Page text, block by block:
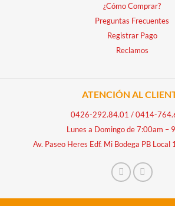
¿Cómo Comprar?
Preguntas Frecuentes
Registrar Pago
Reclamos
ATENCIÓN AL
0426-292.84.01 /0414-
Lunes a Domingo de 7:00am –
Av. Paseo Heres Edf. Mi Bodega PB Local